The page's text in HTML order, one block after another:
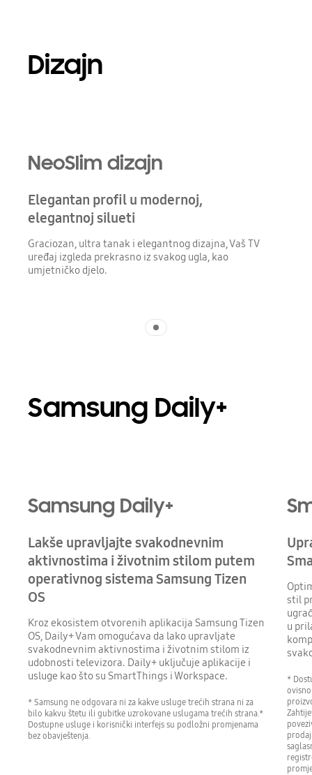
Dizajn
NeoSlim dizajn
Elegantan profil u modernoj,
elegantnoj silueti
Graciozan, ultra tanak i elegantnog dizajna, Vaš TV
uređaj izgleda prekrasno iz svakog ugla, kao
umjetničko djelo.
Samsung Daily+
Samsung Daily+
Lakše upravljajte svakodnevnim
aktivnostima i životnim stilom putem
operativnog sistema Samsung Tizen
OS
Kroz ekosistem otvorenih aplikacija Samsung Tizen
OS, Daily+ Vam omogućava da lako upravljate
svakodnevnim aktivnostima i životnim stilom iz
udobnosti televizora. Daily+ uključuje aplikacije i
usluge kao što su SmartThings i Workspace.
* Samsung ne odgovara ni za kakve usluge trećih strana ni za
bilo kakvu štetu ili gubitke uzrokovane uslugama trećih strana.*
Dostupne usluge i korisnički interfejs su podložni promjenama
bez obavještenja.
stil
u
*